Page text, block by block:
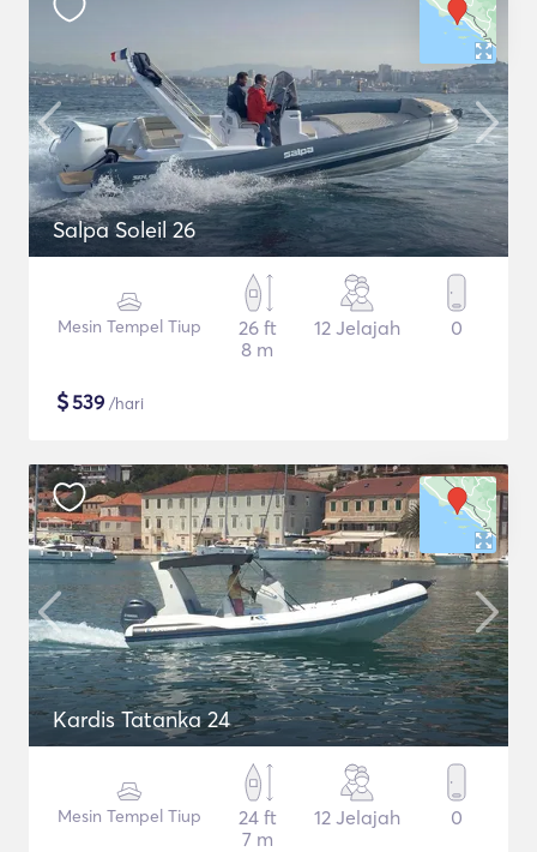
Salpa Soleil 26
Mesin Tempel Tiup
26 ft
8 m
12 Jelajah 0
$539 /hari
Kardis Tatanka 24
Mesin Tempel Tiup
24 ft
7 m
12 Jelajah 0